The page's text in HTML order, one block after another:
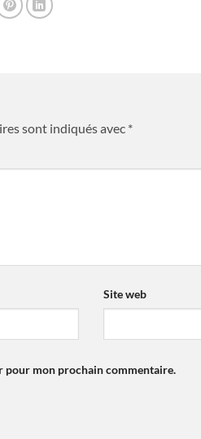
sont indiqués avec *
Site web
pour mon prochain commentaire.